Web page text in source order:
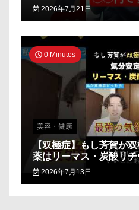
2026年7月21日
0 Minutes
美容・健康
【双極症】もし芳賀が
薬はリーマス・炭酸リ
2026年7月13日